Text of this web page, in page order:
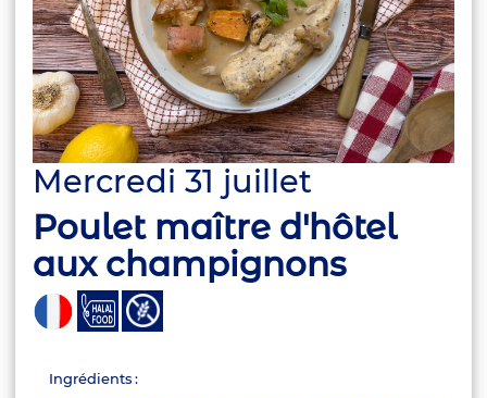
Mercredi 31 juillet
Poulet maître d'hôtel
aux champignons
Ingrédients :